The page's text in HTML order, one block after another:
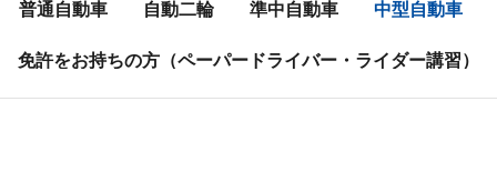
普通自動車 自動二輪 準中自動車 中型自動車
免許をお持ちの方（ペーパードライバー・ライダー講習）